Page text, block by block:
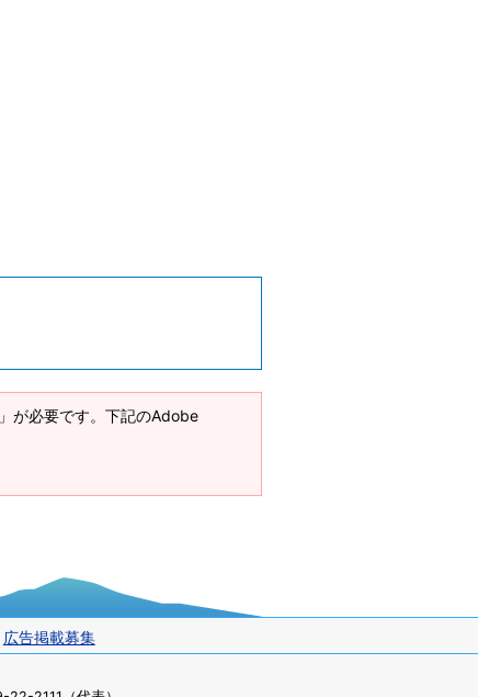
が必要です。下記のAdobe
広告掲載募集